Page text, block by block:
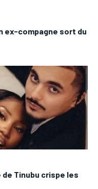
ex-compagne sort du
Tinubu crispe les